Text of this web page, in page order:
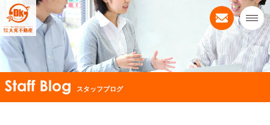
スタッフブログ